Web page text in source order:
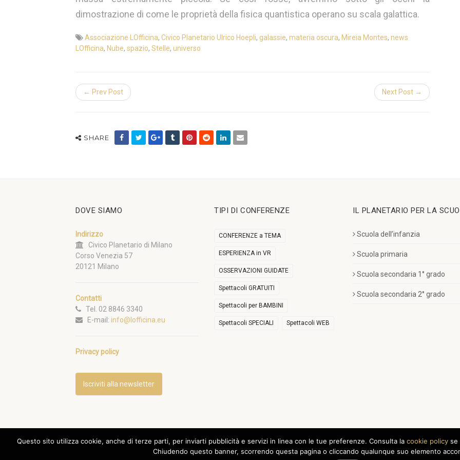
dimostrazione di come le proprietà della fisica quantistica operano su scala galattica.
Associazione LOfficina, Civico Planetario Ulrico Hoepli, galassie, materia oscura, Mireia Montes, news
LOfficina, Nube, spazio, Stelle, universo
← Prev Post Next Post →
SHARE
DOVE SIAMO
Indirizzo
Civico Planetario di Milano
Corso Venezia 57
20121 Milano
Contatti
Tel. 02 8846 3340
E-mail: info@lofficina.eu
Privacy policy
Iscriviti alla newsletter
TIPI DI CONFERENZE
CONFERENZE a TEMA
ESPERIENZA in VR
OSSERVAZIONI GUIDATE
Spettacoli GRATUITI
Spettacoli per BAMBINI
Spettacoli SPECIALI Spettacoli WEB
IL PLANETARIO PER LA
Scuola dell’infanzia
Scuola primaria
Scuola secondaria 1° grado
Scuola secondaria 2° grado
© 2020 -Privacy policy
Questo sito utilizza cookie, anche di terze parti, per inviarti pubblicità e servizi in linea con le tue preferenze. Consulta la cookie policy se
Chiudendo questo banner, scorrendo questa pagina o cliccando qualunque suo elemento